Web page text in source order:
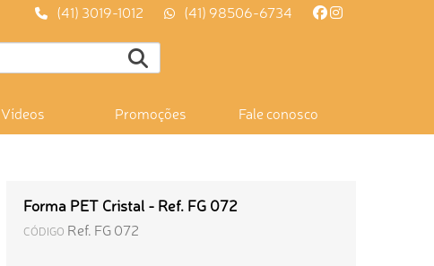
(41) 3019-1012 (41) 98506-6734
Vídeos Promoções Fale conosco
Forma PET Cristal - Ref. FG 072
CÓDIGO Ref. FG 072